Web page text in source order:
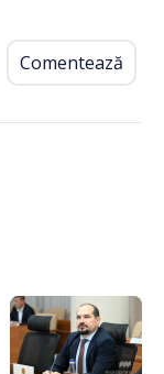
Comentează